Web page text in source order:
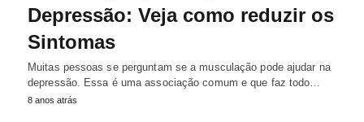
Depressão: Veja como reduzir os
Sintomas
Muitas pessoas se perguntam se a musculação pode ajudar na
depressão. Essa é uma associação comum e que faz todo…
8 anos atrás